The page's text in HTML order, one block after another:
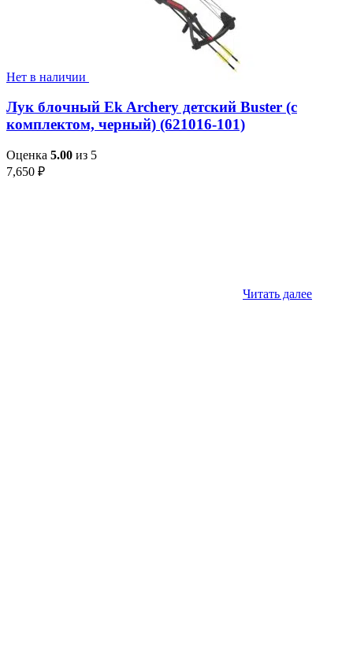
Нет в наличии
Лук блочный Ek Archery детский Buster (с
комплектом, черный) (621016-101)
Оценка 5.00 из 5
7,650 ₽
Читать далее